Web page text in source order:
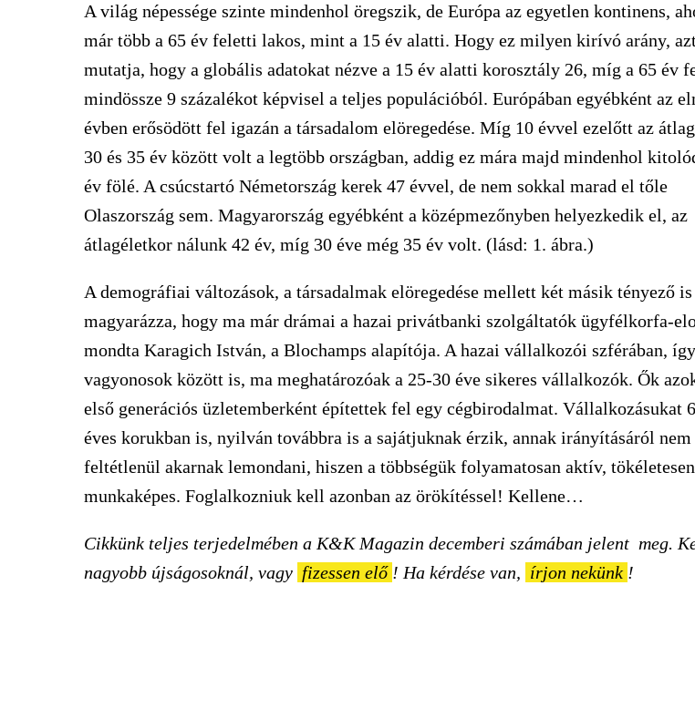
A világ népessége szinte mindenhol öregszik, de Európa az egyetlen kontinens,
már több a 65 év feletti lakos, mint a 15 év alatti. Hogy ez milyen kirívó arány,
mutatja, hogy a globális adatokat nézve a 15 év alatti korosztály 26, míg a 65 év
mindössze 9 százalékot képvisel a teljes populációból. Európában egyébként az
évben erősödött fel igazán a társadalom elöregedése. Míg 10 évvel ezelőtt az
30 és 35 év között volt a legtöbb országban, addig ez mára majd mindenhol
év fölé. A csúcstartó Németország kerek 47 évvel, de nem sokkal marad el tőle
Olaszország sem. Magyarország egyébként a középmezőnyben helyezkedik el, az
átlagéletkor nálunk 42 év, míg 30 éve még 35 év volt. (lásd: 1. ábra.)
A demográfiai változások, a társadalmak elöregedése mellett két másik tényező is
magyarázza, hogy ma már drámai a hazai privátbanki szolgáltatók ügyfélkorfa-
mondta Karagich István, a Blochamps alapítója. A hazai vállalkozói szférában,
vagyonosok között is, ma meghatározóak a 25-30 éve sikeres vállalkozók. Ők
első generációs üzletemberként építettek fel egy cégbirodalmat. Vállalkozásukat
éves korukban is, nyilván továbbra is a sajátjuknak érzik, annak irányításáról nem
feltétlenül akarnak lemondani, hiszen a többségük folyamatosan aktív, tökéletesen
munkaképes. Foglalkozniuk kell azonban az örökítéssel! Kellene…
Cikkünk teljes terjedelmében a K&K Magazin decemberi számában jelent meg.
nagyobb újságosoknál, vagy fizessen elő ! Ha kérdése van, írjon nekünk !